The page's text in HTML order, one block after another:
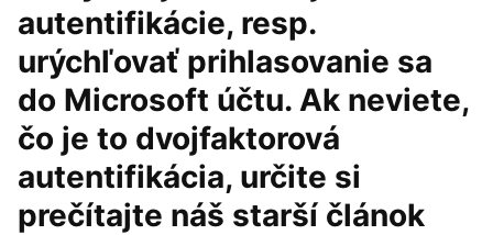
autentifikácie, resp.
urýchľovať prihlasovanie sa
do Microsoft účtu. Ak neviete,
čo je to dvojfaktorová
autentifikácia, určite si
prečítajte náš starší článok